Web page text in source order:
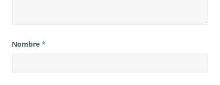
Nombre *